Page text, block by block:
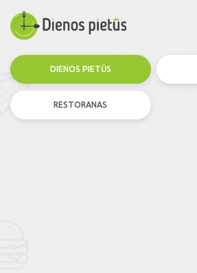
DIENOS PIETŪS
RESTORANAS